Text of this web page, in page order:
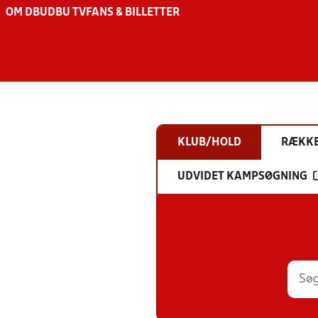
OM DBU DBU TV FANS & BILLETTER
KLUB/HOLD
UDVIDET KAMPSØGNING